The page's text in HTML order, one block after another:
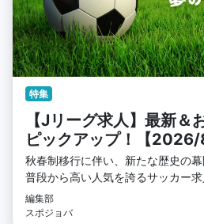
特集
【Jリーグ求人】最新＆
ピックアップ！【2026/
秋春制移行に伴い、新たな歴史の幕
普段から高い人気を誇るサッカー
度はさらに加速中！ スポジョバで
見逃しなく！
編集部
スポジョバ